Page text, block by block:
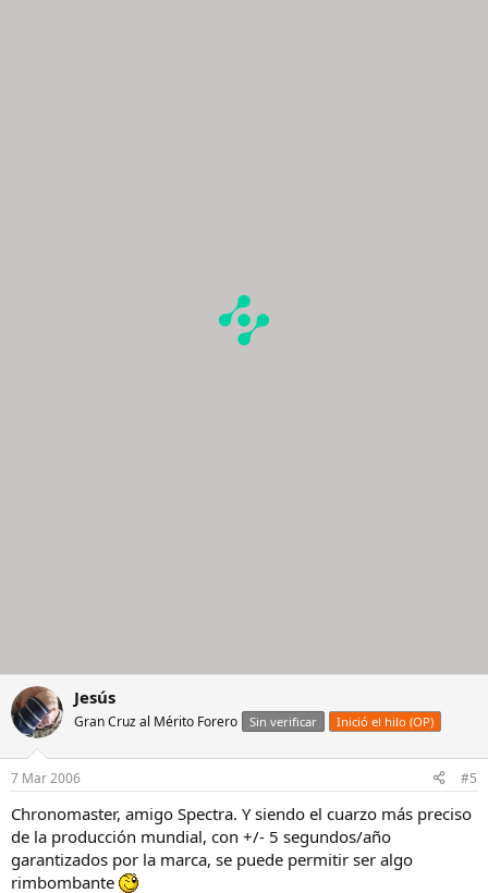
Jesús
Gran Cruz al Mérito Forero Sin verificar Inició el hilo (OP)
7 Mar 2006 #5
Chronomaster, amigo Spectra. Y siendo el cuarzo más preciso
de la producción mundial, con +/- 5 segundos/año
garantizados por la marca, se puede permitir ser algo
rimbombante